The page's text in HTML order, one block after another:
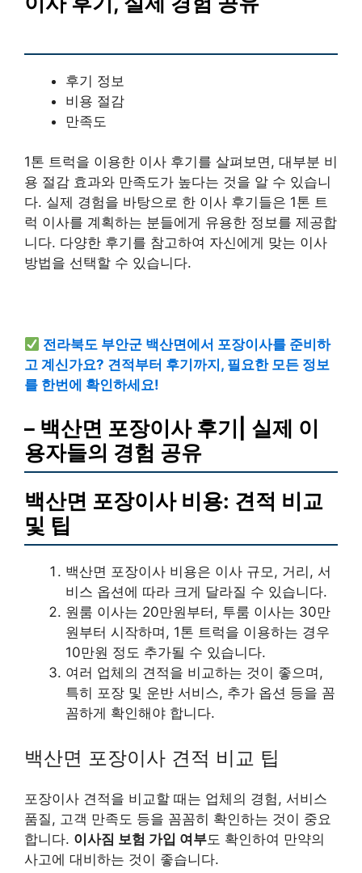
후기 정보
비용 절감
만족도
1톤 트럭을 이용한 이사 후기를 살펴보면, 대부분 비
용 절감 효과와 만족도가 높다는 것을 알 수 있습니
다. 실제 경험을 바탕으로 한 이사 후기들은 1톤 트
럭 이사를 계획하는 분들에게 유용한 정보를 제공합
니다. 다양한 후기를 참고하여 자신에게 맞는 이사
방법을 선택할 수 있습니다.
전라북도 부안군 백산면에서 포장이사를 준비하
고 계신가요? 견적부터 후기까지, 필요한 모든 정보
를 한번에 확인하세요!
– 백산면 포장이사 후기| 실제 이
용자들의 경험 공유
백산면 포장이사 비용: 견적 비교
및 팁
백산면 포장이사 비용은 이사 규모, 거리, 서
비스 옵션에 따라 크게 달라질 수 있습니다.
원룸 이사는 20만원부터, 투룸 이사는 30만
원부터 시작하며, 1톤 트럭을 이용하는 경우
10만원 정도 추가될 수 있습니다.
여러 업체의 견적을 비교하는 것이 좋으며,
특히 포장 및 운반 서비스, 추가 옵션 등을 꼼
꼼하게 확인해야 합니다.
백산면 포장이사 견적 비교 팁
포장이사 견적을 비교할 때는 업체의 경험, 서비스
품질, 고객 만족도 등을 꼼꼼히 확인하는 것이 중요
합니다. 이사짐 보험 가입 여부도 확인하여 만약의
사고에 대비하는 것이 좋습니다.